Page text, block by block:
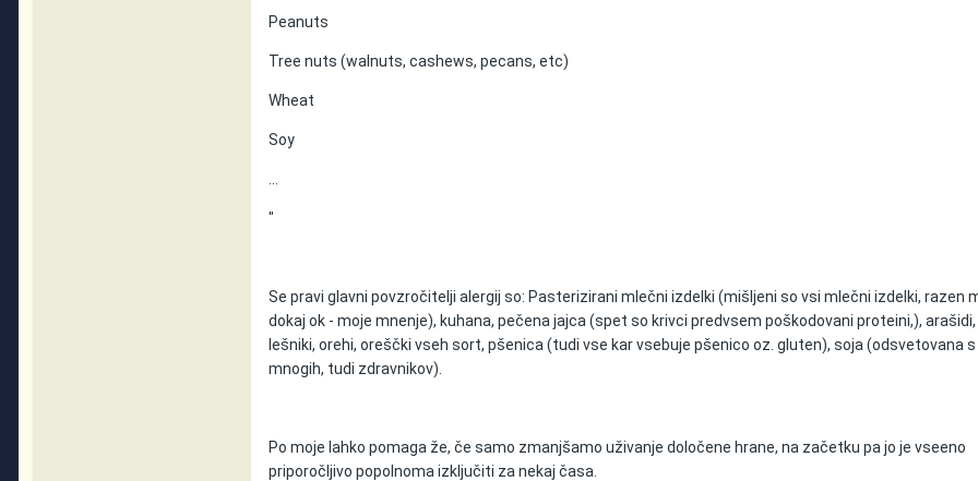
Peanuts
Tree nuts (walnuts, cashews, pecans, etc)
Wheat
Soy
"
Se pravi glavni povzročitelji alergij so: Pasterizirani mlečni izdelki (mišljeni so vsi mlečni izdelki, razen
dokaj ok - moje mnenje), kuhana, pečena jajca (spet so krivci predvsem poškodovani proteini,),
lešniki, orehi, oreščki vseh sort, pšenica (tudi vse kar vsebuje pšenico oz. gluten), soja (odsvetovana
mnogih, tudi zdravnikov).
Po moje lahko pomaga že, če samo zmanjšamo uživanje določene hrane, na začetku pa jo je vseeno
priporočljivo popolnoma izključiti za nekaj časa.